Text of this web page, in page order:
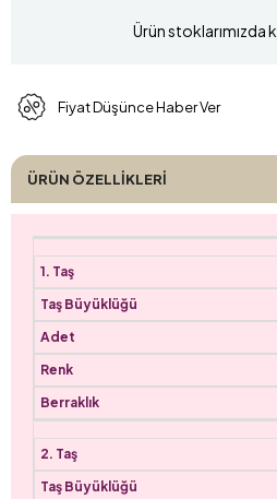
Ürün stoklarımızda
Fiyat Düşünce Haber Ver
ÜRÜN ÖZELLIKLERI